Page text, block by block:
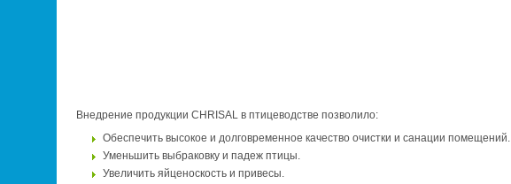
Внед­ре­ние про­дук­ции CHRISAL в пти­це­вод­стве поз­во­ли­ло:
Обес­пе­чить вы­со­кое и дол­го­вре­мен­ное ка­че­ство очист­ки и са­на­ции по­ме­ще­ний.
Умень­шить вы­бра­ков­ку и падеж птицы.
Уве­ли­чить яй­це­нос­кость и при­ве­сы.